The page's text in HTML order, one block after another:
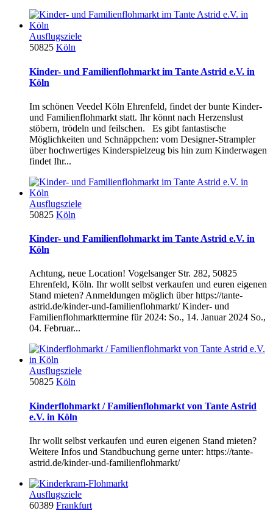
Ausflugsziele
50825 Köln
Kinder- und Familienflohmarkt im Tante Astrid e.V. in
Köln
Im schönen Veedel Köln Ehrenfeld, findet der bunte Kinder-
und Familienflohmarkt statt. Ihr könnt nach Herzenslust
stöbern, trödeln und feilschen. Es gibt fantastische
Möglichkeiten und Schnäppchen: vom Designer-Strampler
über hochwertiges Kinderspielzeug bis hin zum Kinderwagen
findet Ihr...
Ausflugsziele
50825 Köln
Kinder- und Familienflohmarkt im Tante Astrid e.V. in
Köln
Achtung, neue Location! Vogelsanger Str. 282, 50825
Ehrenfeld, Köln. Ihr wollt selbst verkaufen und euren eigenen
Stand mieten? Anmeldungen möglich über https://tante-
astrid.de/kinder-und-familienflohmarkt/ Kinder- und
Familienflohmarkttermine für 2024: So., 14. Januar 2024 So.,
04. Februar...
Ausflugsziele
50825 Köln
Kinderflohmarkt / Familienflohmarkt von Tante Astrid
e.V. in Köln
Ihr wollt selbst verkaufen und euren eigenen Stand mieten?
Weitere Infos und Standbuchung gerne unter: https://tante-
astrid.de/kinder-und-familienflohmarkt/
Ausflugsziele
60389 Frankfurt